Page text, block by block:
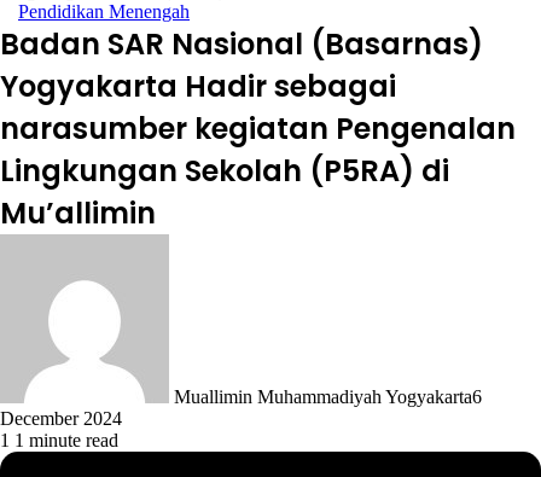
Pendidikan Menengah
Badan SAR Nasional (Basarnas)
Yogyakarta Hadir sebagai
narasumber kegiatan Pengenalan
Lingkungan Sekolah (P5RA) di
Mu’allimin
Muallimin Muhammadiyah Yogyakarta6
December 2024
1 1 minute read